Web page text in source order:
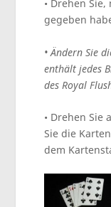
• Drehen
gegeben
• Ändern Sie
enthält jedes
des Royal
• Drehen Sie
Sie die
dem